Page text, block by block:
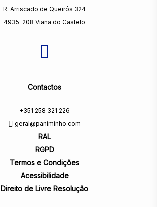
R. Arriscado de Queirós 324
4935-208 Viana do Castelo
Contactos
+351 258 321 226
geral@paniminho.com
RAL
RGPD
Termos e Condições
Acessibilidade
Direito de Livre Resolução